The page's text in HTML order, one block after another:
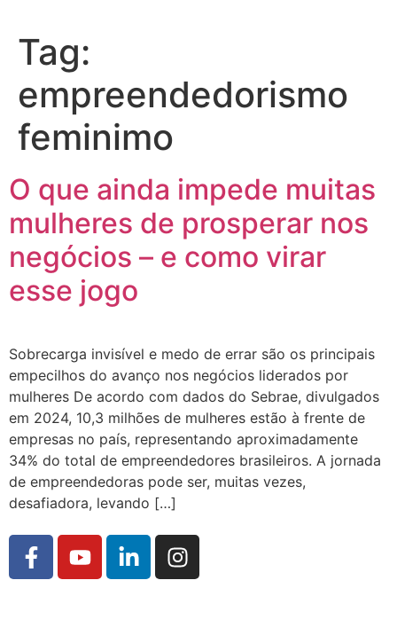
Tag:
empreendedorismo
feminimo
O que ainda impede muitas
mulheres de prosperar nos
negócios – e como virar
esse jogo
Sobrecarga invisível e medo de errar são os principais
empecilhos do avanço nos negócios liderados por
mulheres De acordo com dados do Sebrae, divulgados
em 2024, 10,3 milhões de mulheres estão à frente de
empresas no país, representando aproximadamente
34% do total de empreendedores brasileiros. A jornada
de empreendedoras pode ser, muitas vezes,
desafiadora, levando […]